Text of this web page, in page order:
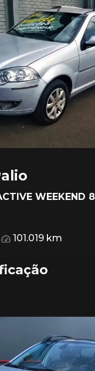
WEEKEND
101.019 km